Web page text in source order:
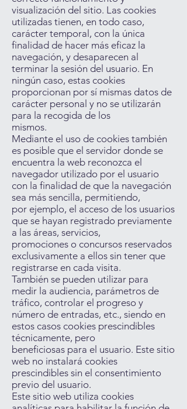
visualización del sitio. Las cookies
utilizadas tienen, en todo caso,
carácter temporal, con la única
finalidad de hacer más eficaz la
navegación, y desaparecen al
terminar la sesión del usuario. En
ningún caso, estas cookies
proporcionan por sí mismas datos de
carácter personal y no se utilizarán
para la recogida de los
mismos.
Mediante el uso de cookies también
es posible que el servidor donde se
encuentra la web reconozca el
navegador utilizado por el usuario
con la finalidad de que la navegación
sea más sencilla, permitiendo,
por ejemplo, el acceso de los usuarios
que se hayan registrado previamente
a las áreas, servicios,
promociones o concursos reservados
exclusivamente a ellos sin tener que
registrarse en cada visita.
También se pueden utilizar para
medir la audiencia, parámetros de
tráfico, controlar el progreso y
número de entradas, etc., siendo en
estos casos cookies prescindibles
técnicamente, pero
beneficiosas para el usuario. Este sitio
web no instalará cookies
prescindibles sin el consentimiento
previo del usuario.
Este sitio web utiliza cookies